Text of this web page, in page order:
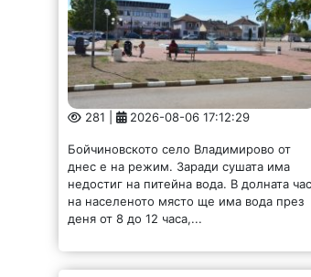
281 | 2026-08-06 17:12:29
Бойчиновското село Владимирово от
днес е на режим. Заради сушата има
недостиг на питейна вода. В долната
на населеното място ще има вода през
деня от 8 до 12 часа,...